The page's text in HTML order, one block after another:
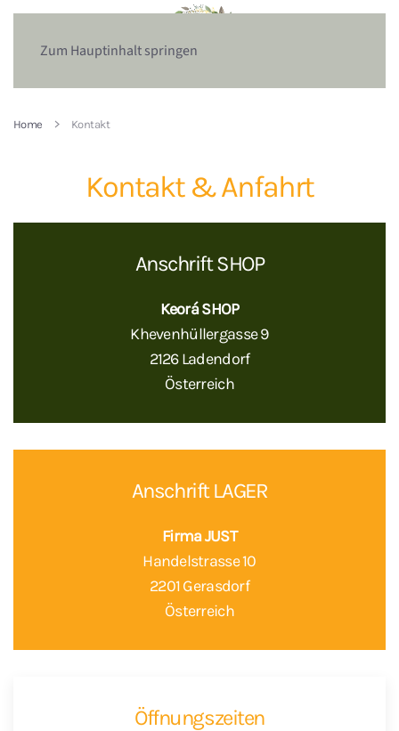
Zum Hauptinhalt springen
Home Kontakt
Kontakt & Anfahrt
Anschrift SHOP
Keorá SHOP
Khevenhüllergasse 9
2126 Ladendorf
Österreich
Anschrift LAGER
Firma JUST
Handelstrasse 10
2201 Gerasdorf
Österreich
Öffnungszeiten